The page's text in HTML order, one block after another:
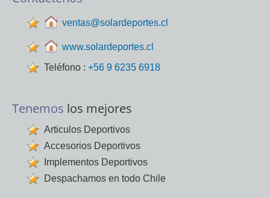
ventas@solardeportes.cl
www.solardeportes.cl
Teléfono : +56 9 6235 6918
Tenemos los mejores
Articulos Deportivos
Accesorios Deportivos
Implementos Deportivos
Despachamos en todo Chile